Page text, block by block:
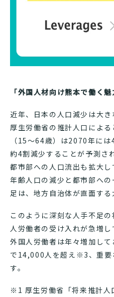
「外国人材向け熊本で働く
近年、日本の人口減少は大き
厚生労働省の推計人口によ
（15〜64歳）は2070年に
約4割減少することが予測さ
都市部への人口流出も拡大
年齢人口の減少と都市部へ
足は、地方自治体が直面する
このように深刻な人手不足
人労働者の受け入れが急増
外国人労働者は年々増加し
で14,000人を超え※3、重要
す。
※1 厚生労働省「将来推計人